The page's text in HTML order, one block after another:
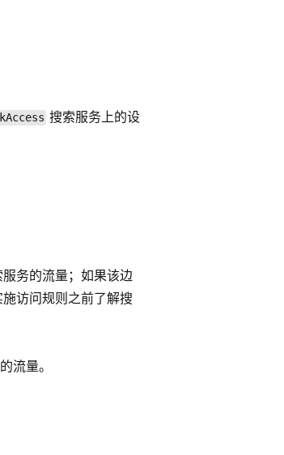
搜索服务上的设
务的流量；如果该边
访问规则之前了解搜
流量。